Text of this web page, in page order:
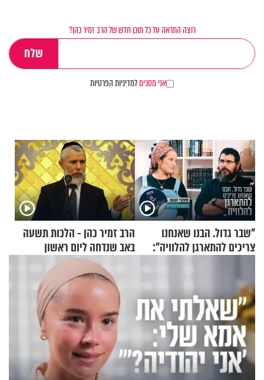
רוצה התראה על כל תוכן חדש של הרב זמיר כהן?
אני מסכיםלמדיניות הפרטיות
"שבר גדול. הבנו שאנחנו
צריכים להתארגן להלוויה":
וגד דנינו
הרב זמיר כהן - הלכות תשעה
באב שנדחה ליום ראשון